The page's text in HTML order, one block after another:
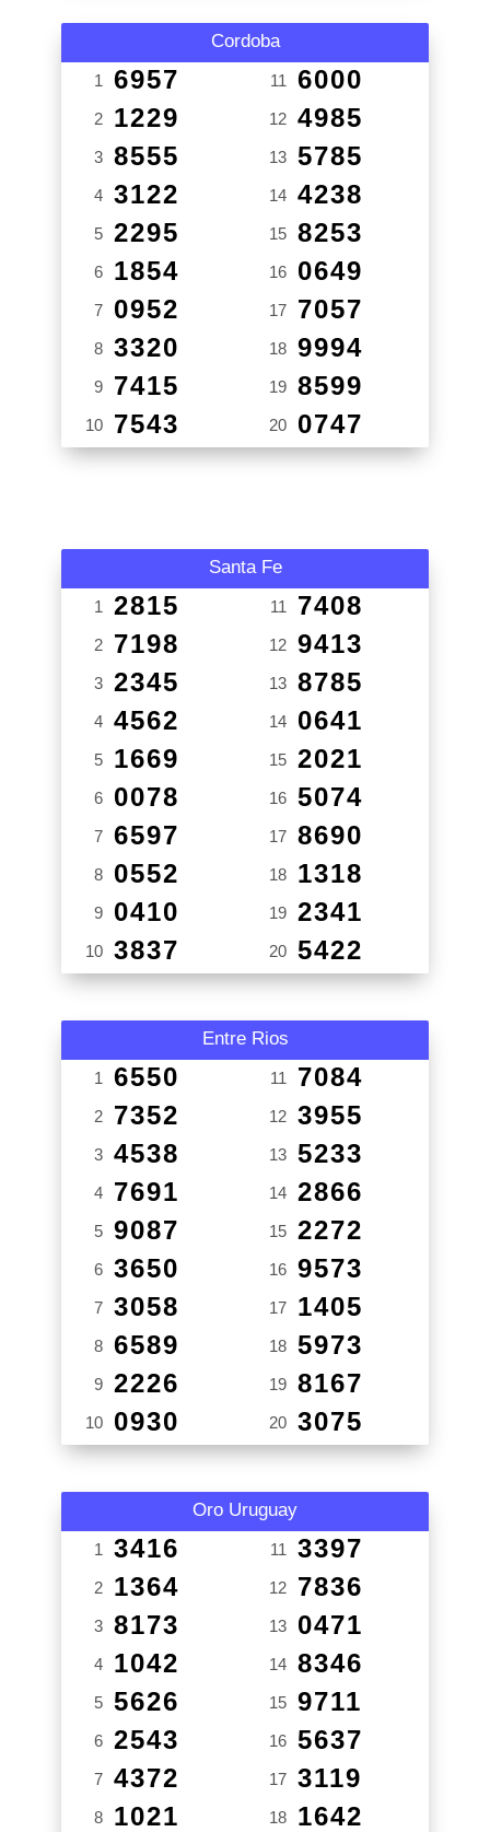
Cordoba
1 6957
2 1229
3 8555
4 3122
5 2295
6 1854
7 0952
8 3320
9 7415
10 7543
11 6000
12 4985
13 5785
14 4238
15 8253
16 0649
17 7057
18 9994
19 8599
20 0747
Santa Fe
1 2815
2 7198
3 2345
4 4562
5 1669
6 0078
7 6597
8 0552
9 0410
10 3837
11 7408
12 9413
13 8785
14 0641
15 2021
16 5074
17 8690
18 1318
19 2341
20 5422
Entre Rios
1 6550
2 7352
3 4538
4 7691
5 9087
6 3650
7 3058
8 6589
9 2226
10 0930
11 7084
12 3955
13 5233
14 2866
15 2272
16 9573
17 1405
18 5973
19 8167
20 3075
Oro Uruguay
1 3416
2 1364
3 8173
4 1042
5 5626
6 2543
7 4372
8 1021
11 3397
12 7836
13 0471
14 8346
15 9711
16 5637
17 3119
18 1642